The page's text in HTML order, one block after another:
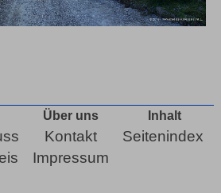
Über uns
Kontakt
Impressum
Inhalt
Seitenindex